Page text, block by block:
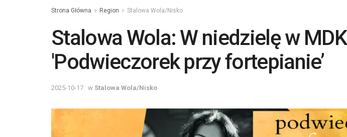
Strona Główna Region Stalowa Wola/Nisko
Stalowa Wola: W niedzielę w MDK
'Podwieczorek przy fortepianie’
2025-10-17 w Stalowa Wola/Nisko